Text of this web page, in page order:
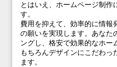
とはいえ、ホームページ制作
す。
費用を抑えて、効率的に情
の願いを実現します。あなた
ングし、格安で効果的なホー
もちろんデザインにこだわっ
ます。